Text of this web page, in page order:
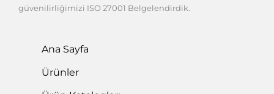
güvenilirliğimizi ISO 27001 Belgelendirdik.
Ana Sayfa
Ürünler